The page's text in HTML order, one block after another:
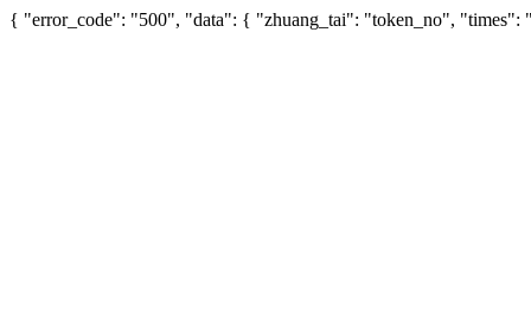
{ "error_code": "500", "data": { "zhuang_tai": "token_no", "times":